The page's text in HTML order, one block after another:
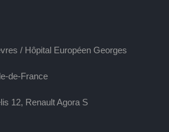
/ Hôpital Européen Georges
de-France
12, Renault Agora S